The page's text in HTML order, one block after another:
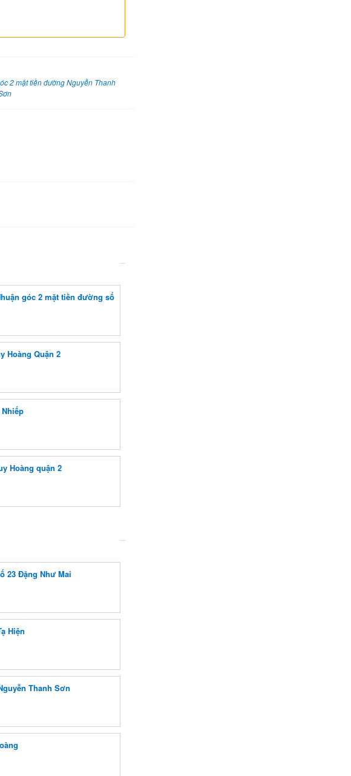
2 mặt tiền đường Nguyễn Thanh
góc 2 mặt tiền đường số
Hoàng Quận 2
Hoàng quận 2
23 Đặng Như Mai
Hiện
Thanh Sơn